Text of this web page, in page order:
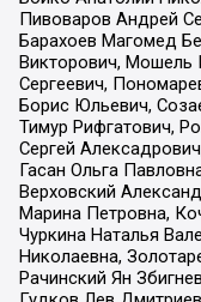
Пивоваров Андрей
Барахоев Магомед
Викторович, Мошель
Сергеевич,
Борис Юльевич,
Тимур Рифгатович,
Сергей
Гасан Ольга
Верховский
Марина Петровна,
Чуркина Наталья
Николаевна,
Рачинский Ян